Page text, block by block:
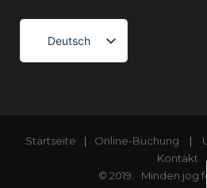
Deutsch
Magyar
Startseite | Online-Buchung |
Kontakt
© 2019. · Minden jog